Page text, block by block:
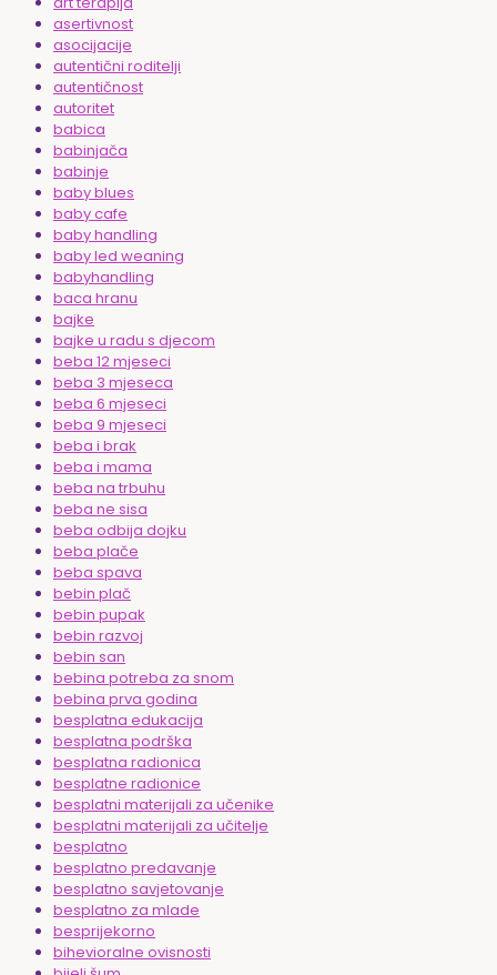
asertivnost
asocijacije
autentični roditelji
autentičnost
autoritet
babica
babinjača
babinje
baby blues
baby cafe
baby handling
baby led weaning
babyhandling
baca hranu
bajke
bajke u radu s djecom
beba 12 mjeseci
beba 3 mjeseca
beba 6 mjeseci
beba 9 mjeseci
beba i brak
beba i mama
beba na trbuhu
beba ne sisa
beba odbija dojku
beba plače
beba spava
bebin plač
bebin pupak
bebin razvoj
bebin san
bebina potreba za snom
bebina prva godina
besplatna edukacija
besplatna podrška
besplatna radionica
besplatne radionice
besplatni materijali za učenike
besplatni materijali za učitelje
besplatno
besplatno predavanje
besplatno savjetovanje
besplatno za mlade
besprijekorno
bihevioralne ovisnosti